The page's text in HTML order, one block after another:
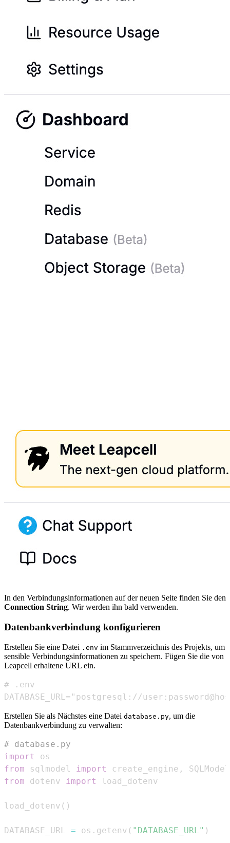
In den Verbindungsinformationen auf der neuen Seite finden Sie den
Connection String. Wir werden ihn bald verwenden.
Datenbankverbindung konfigurieren
Erstellen Sie eine Datei .env im Stammverzeichnis des Projekts, um
sensible Verbindungsinformationen zu speichern. Fügen Sie die von
Leapcell erhaltene URL ein.
DATABASE_URL="postgresql://
Erstellen Sie als Nächstes eine Datei database.py, um die
Datenbankverbindung zu verwalten:
# database.py
import
from sqlmodel import create_engine ,
SQLModel
from dotenv import
load_dotenv ( )
DATABASE_URL = os . getenv ( "DATABASE_URL" )